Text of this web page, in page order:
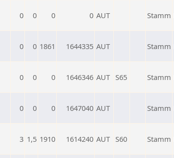
0 0 0 0 AUT Stamm
0 0 1861 1644335 AUT Stamm
0 0 0 1646346 AUT S65 Stamm
0 0 0 1647040 AUT Stamm
3 1,5 1910 1614240 AUT S60 Stamm